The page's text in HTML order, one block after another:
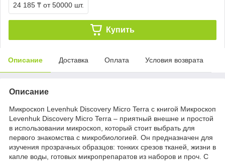
24 185 ₸ от 50000 шт.
Купить
Описание Доставка Оплата Условия возврата
Описание
Микроскоп Levenhuk Discovery Micro Terra с книгой Микроскоп
Levenhuk Discovery Micro Terra – приятный внешне и простой
в использовании микроскоп, который стоит выбрать для
первого знакомства с микробиологией. Он предназначен для
изучения прозрачных образцов: тонких срезов тканей, жизни в
капле воды, готовых микропрепаратов из наборов и проч. С